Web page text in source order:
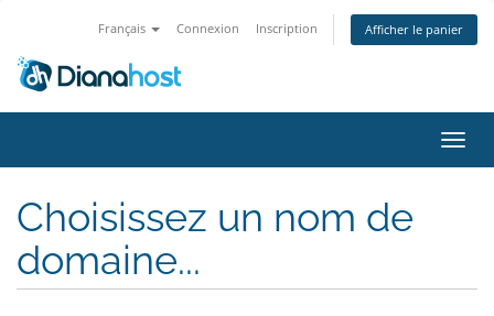
Français Connexion Inscription Afficher le panier
la
Choisissez un nom de
domaine...